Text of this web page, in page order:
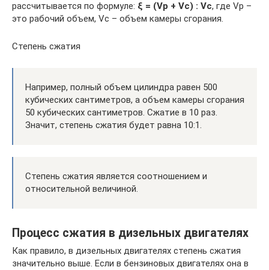
рассчитывается по формуле: ξ = (Vр + Vс) : Vс, где Vр –
это рабочий объем, Vс – объем камеры сгорания.
Степень сжатия
Например, полный объем цилиндра равен 500
кубических сантиметров, а объем камеры сгорания
50 кубических сантиметров. Сжатие в 10 раз.
Значит, степень сжатия будет равна 10:1.
Степень сжатия является соотношением и
относительной величиной.
Процесс сжатия в дизельных двигателях
Как правило, в дизельных двигателях степень сжатия
значительно выше. Если в бензиновых двигателях она в